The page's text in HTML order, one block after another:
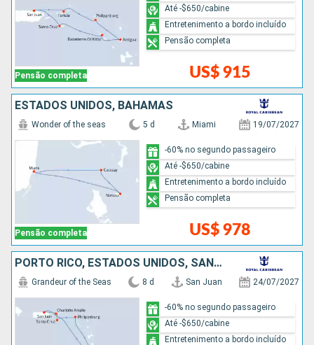
Pensão completa US$ 915
Até -$650/cabine
Entretenimento a bordo incluído
Pensão completa
ESTADOS UNIDOS, BAHAMAS
Pensão completa
Wonder of the seas 5 d Miami 19/07/2027
US$ 978
-60% no segundo passageiro
Até -$650/cabine
Entretenimento a bordo incluído
Pensão completa
PORTO RICO, ESTADOS UNIDOS, SANTA LUCIA, BARBADOS
Grandeur of the Seas 8 d San Juan 24/07/2027
-60% no segundo passageiro
Até -$650/cabine
Entretenimento a bordo incluído